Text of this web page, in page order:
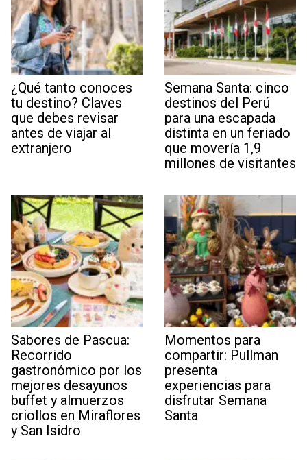
¿Qué tanto conoces
tu destino? Claves
que debes revisar
antes de viajar al
extranjero
Semana Santa: cinco
destinos del Perú
para una escapada
distinta en un feriado
que movería 1,9
millones de visitantes
Sabores de Pascua:
Recorrido
gastronómico por los
mejores desayunos
buffet y almuerzos
criollos en Miraflores
y San Isidro
Momentos para
compartir: Pullman
presenta
experiencias para
disfrutar Semana
Santa